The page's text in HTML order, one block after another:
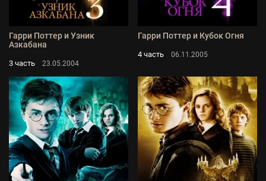
Гарри Поттер и Узник
Азкабана
3 часть 23.05.2004
Гарри Поттер и Кубок Огня
4 часть 06.11.2005